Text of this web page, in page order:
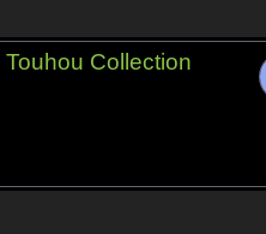
Touhou Collection